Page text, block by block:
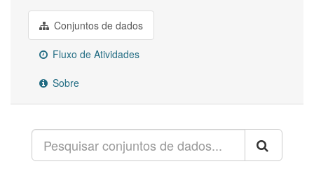
Conjuntos de dados
Fluxo de Atividades
Sobre